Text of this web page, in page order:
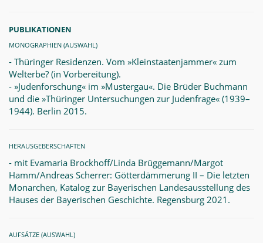
PUBLIKATIONEN
MONOGRAPHIEN (AUSWAHL)
- Thüringer Residenzen. Vom »Kleinstaatenjammer« zum
Welterbe? (in Vorbereitung).
- »Judenforschung« im »Mustergau«. Die Brüder Buchmann
und die »Thüringer Untersuchungen zur Judenfrage« (1939–
1944). Berlin 2015.
HERAUSGEBERSCHAFTEN
- mit Evamaria Brockhoff/Linda Brüggemann/Margot
Hamm/Andreas Scherrer: Götterdämmerung II – Die letzten
Monarchen, Katalog zur Bayerischen Landesausstellung des
Hauses der Bayerischen Geschichte. Regensburg 2021.
AUFSÄTZE (AUSWAHL)